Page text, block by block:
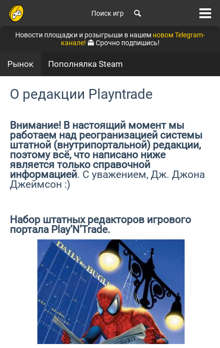
Поиск игр
Новости площадки и розыгрыши в нашем новом Telegram-
канале! 👻 Срочно подпишись!
Рынок Пополнялка Steam
О редакции Playntrade
Внимание! В настоящий момент мы
работаем над реогранизацией системы
штатной (внутрипортальной) редакции,
поэтому всё, что написано ниже
является только справочной
информацией. С уважением, Дж. Джона
Джеймсон :)
Набор штатных редакторов игрового
портала Play’N’Trade.